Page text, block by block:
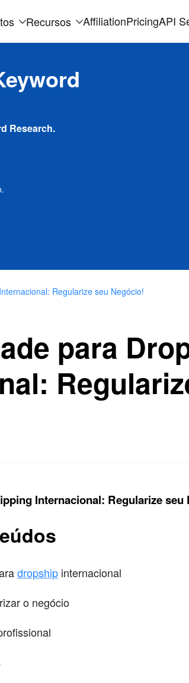
Recursos AffiliationPricingAPI
Research.
Regularize seu Negócio!
para
Internacional: Regularize seu
dropship internacional
o negócio